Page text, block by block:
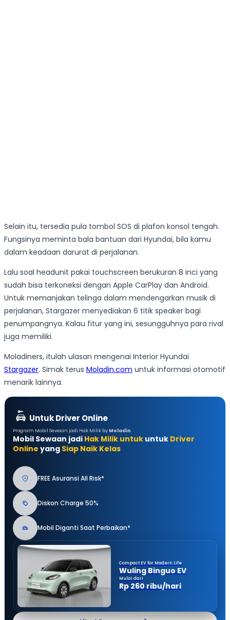
Selain itu, tersedia pula tombol SOS di plafon konsol tengah.
Fungsinya meminta bala bantuan dari Hyundai, bila kamu
dalam keadaan darurat di perjalanan.
Lalu soal headunit pakai touchscreen berukuran 8 inci yang
sudah bisa terkoneksi dengan Apple CarPlay dan Android.
Untuk memanjakan telinga dalam mendengarkan musik di
perjalanan, Stargazer menyediakan 6 titik speaker bagi
penumpangnya. Kalau fitur yang ini, sesungguhnya para rival
juga memiliki.
Moladiners, itulah ulasan mengenai Interior Hyundai
Stargazer. Simak terus Moladin.com untuk informasi otomotif
menarik lainnya.
Untuk Driver Online
Program Mobil Sewaan jadi Hak Milik by Moladin
Mobil Sewaan jadi Hak Milik untuk untuk Driver
Online yang Siap Naik Kelas
FREE Asuransi All Risk*
Diskon Charge 50%
Mobil Diganti Saat Perbaikan*
Compact EV for Modern Life
Wuling Binguo EV
Mulai dari
Rp 260 ribu/hari